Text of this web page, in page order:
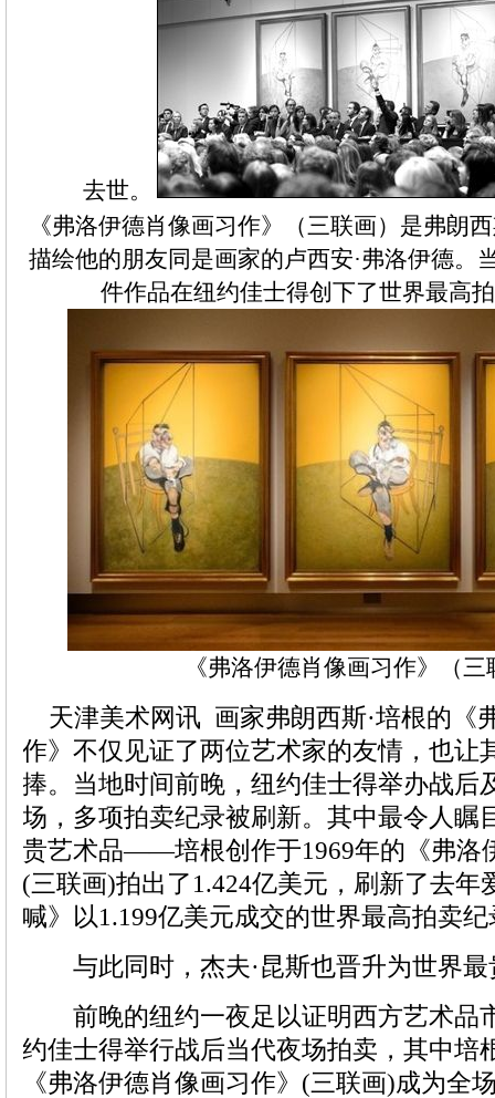
去世。
《弗洛伊德肖像画习作》（三联画）是弗朗
描绘他的朋友同是画家的卢西安·弗洛伊德。
件作品在纽约佳士得创下了世界最高
《弗洛伊德肖像画习作》（三
天津美术网讯 画家弗朗西斯·培根的《
作》不仅见证了两位艺术家的友情，也让
捧。当地时间前晚，纽约佳士得举办战后
场，多项拍卖纪录被刷新。其中最令人瞩
贵艺术品——培根创作于1969年的《弗洛
(三联画)拍出了1.424亿美元，刷新了去年
喊》以1.199亿美元成交的世界最高拍卖
与此同时，杰夫·昆斯也晋升为世界最
前晚的纽约一夜足以证明西方艺术品
约佳士得举行战后当代夜场拍卖，其中培
《弗洛伊德肖像画习作》(三联画)成为全